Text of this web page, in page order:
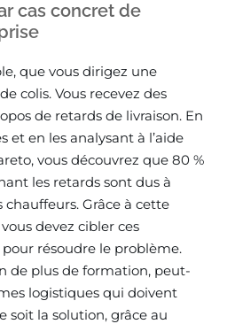
cas concret de
que vous dirigez une
colis. Vous recevez des
de retards de livraison. En
et en les analysant à l’aide
vous découvrez que 80 %
les retards sont dus à
chauffeurs. Grâce à cette
devez cibler ces
résoudre le problème.
de plus de formation, peut-
logistiques qui doivent
soit la solution, grâce au